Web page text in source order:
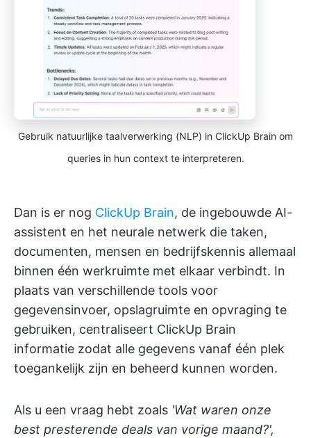
Gebruik natuurlijke taalverwerking (NLP) in ClickUp Brain om
queries in hun context te interpreteren.
Dan is er nog ClickUp Brain, de ingebouwde AI-
assistent en het neurale netwerk die taken,
documenten, mensen en bedrijfskennis allemaal
binnen één werkruimte met elkaar verbindt. In
plaats van verschillende tools voor
gegevensinvoer, opslagruimte en opvraging te
gebruiken, centraliseert ClickUp Brain
informatie zodat alle gegevens vanaf één plek
toegankelijk zijn en beheerd kunnen worden.
Als u een vraag hebt zoals 'Wat waren onze
best presterende deals van vorige maand?',